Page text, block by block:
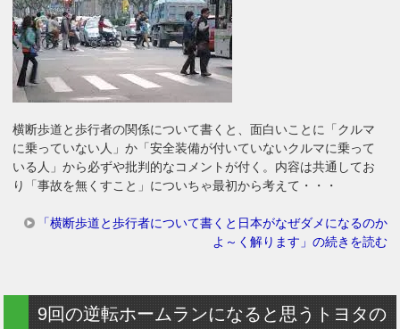
横断歩道と歩行者の関係について書くと、面白いことに「クルマ
に乗っていない人」か「安全装備が付いていないクルマに乗って
いる人」から必ずや批判的なコメントが付く。内容は共通してお
り「事故を無くすこと」についちゃ最初から考えて・・・
「横断歩道と歩行者について書くと日本がなぜダメになるのか
よ～く解ります」の続きを読む
9回の逆転ホームランになると思うトヨタの